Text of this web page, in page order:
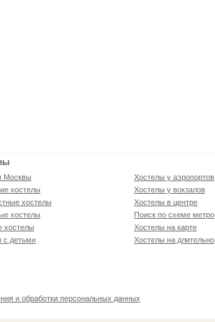
Москвы
хостелы
хостелы
хостелы
хостелы
с детьми
Хостелы у аэропортов
Хостелы у вокзалов
Хостелы в центре
Поиск по схеме метро
Хостелы на карте
Хостелы на длительно
и обработки персональных данных